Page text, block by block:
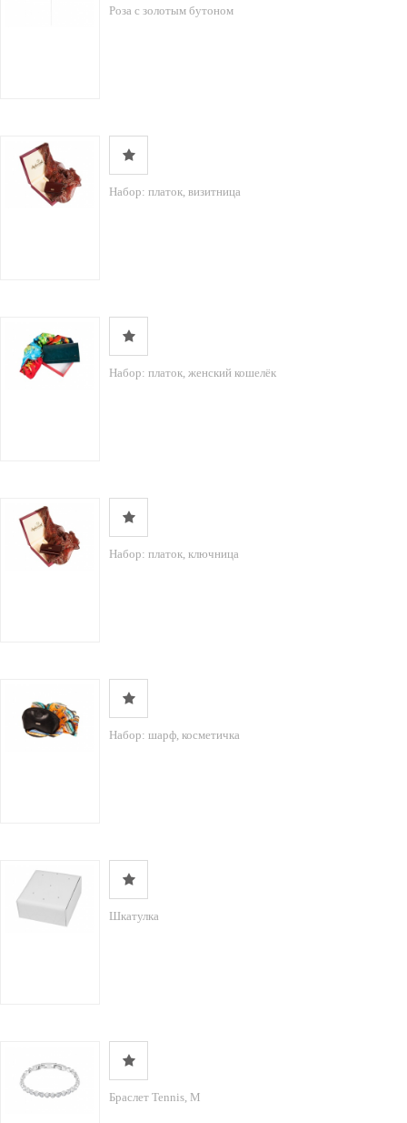
Роза с золотым бутоном
Набор: платок, визитница
Набор: платок, женский кошелёк
Набор: платок, ключница
Набор: шарф, косметичка
Шкатулка
Браслет Tennis, М